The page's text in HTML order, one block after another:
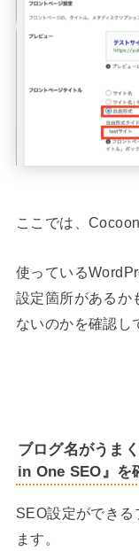
ここでは、
使っている
設定箇所があるか
ないのかを確認し
ブログ名がうま
in One SEO』を
SEO設定ができ
ます。